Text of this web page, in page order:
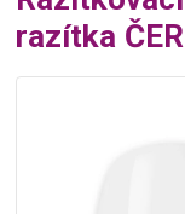
razítka